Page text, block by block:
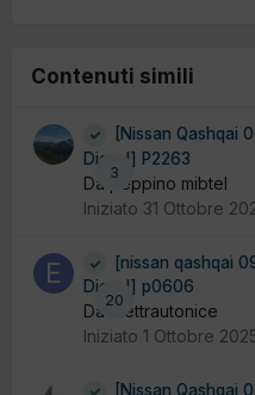
Contenuti simili
3
[Nissan Qashqai
Diesel] P2263
Da peppino mibtel
Iniziato 31 Ottobre
20
[nissan qashqai
Diesel] p0606
Da elettrautonice
Iniziato 1 Ottobre
[Nissan Qashqai